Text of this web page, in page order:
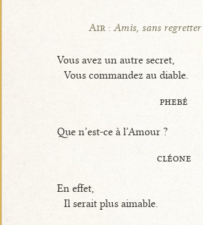
Air : Amis, sans regretter
Vous avez un autre secret,
Vous commandez au diable.
phebé
Que n’est-ce à l’Amour ?
cléone
En effet,
Il serait plus aimable.